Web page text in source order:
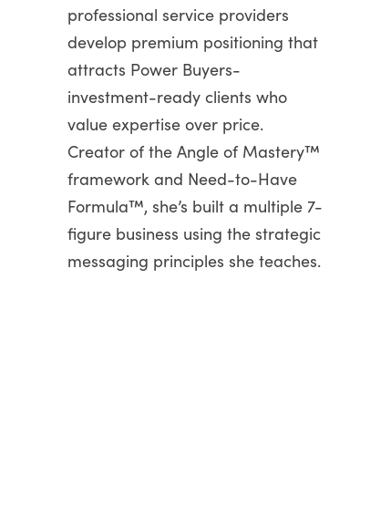
professional service providers
develop premium positioning that
attracts Power Buyers-
investment-ready clients who
value expertise over price.
Creator of the Angle of Mastery™
framework and Need-to-Have
Formula™, she’s built a multiple 7-
figure business using the strategic
messaging principles she teaches.